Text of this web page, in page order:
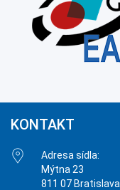
KONTAKT
Adresa sídla:
Mýtna 23
811 07 Bratislava